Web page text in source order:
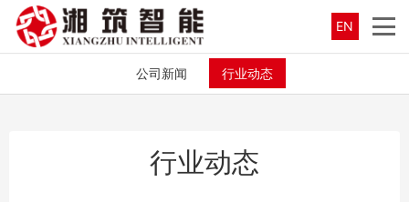
EN
公司新闻 行业动态
行业动态